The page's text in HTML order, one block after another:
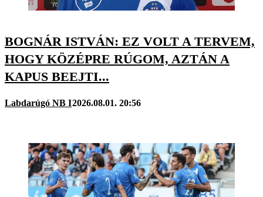
BOGNÁR ISTVÁN: EZ VOLT A TERVEM,
HOGY KÖZÉPRE RÚGOM, AZTÁN A
KAPUS BEEJTI...
Labdarúgó NB I2026.08.01. 20:56